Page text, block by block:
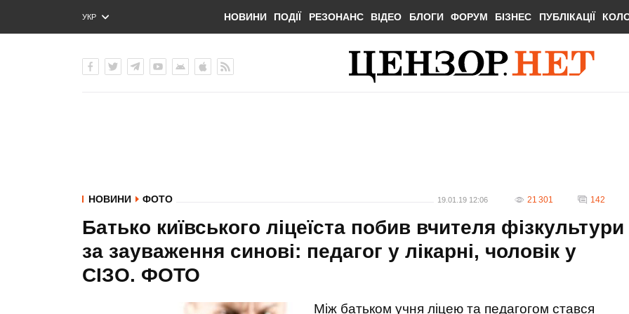
УКР
ENG
НОВИНИ ПОДІЇ РЕЗОНАНС ВІДЕО БЛОГИ ФОРУМ БІЗНЕС ПУБЛІКАЦІЇ
НОВИНИ ФОТО 19.01.19 12:06 21 301 142
Батько київського ліцеїста побив вчителя фізкультури
за зауваження синові: педагог у лікарні, чоловік у
СІЗО. ФОТО
Між батьком учня ліцею та педагогом стався